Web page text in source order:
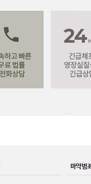
마약범